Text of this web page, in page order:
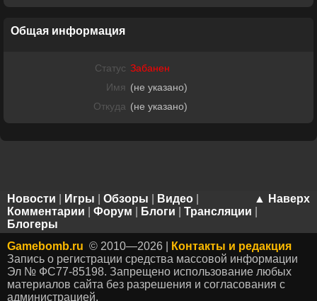
Общая информация
Статус Забанен
Имя (не указано)
Откуда (не указано)
▲ Наверх
Новости Игры Обзоры Видео
Комментарии
Форум Блоги Трансляции
Блогеры
Gamebomb.ru © 2010—2026 |
Контакты и редакция
Запись о регистрации средства массовой информации
Эл № ФС77-85198. Запрещено использование любых
материалов сайта без разрешения и согласования с
администрацией.